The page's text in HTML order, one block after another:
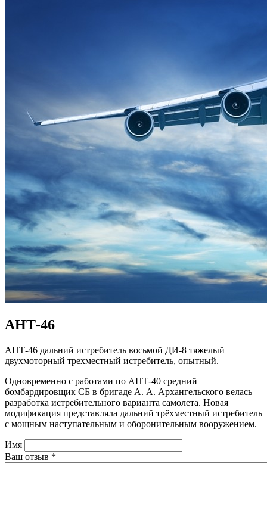
АНТ-46
АНТ-46 дальний истребитель восьмой ДИ-8 тяжелый
двухмоторный трехместный истребитель, опытный.
Одновременно с работами по АНТ-40 средний
бомбардировщик СБ в бригаде А. А. Архангельского велась
разработка истребительного варианта самолета. Новая
модификация представляла дальний трёхместный истребитель
с мощным наступательным и оборонительным вооружением.
Имя
Ваш отзыв *